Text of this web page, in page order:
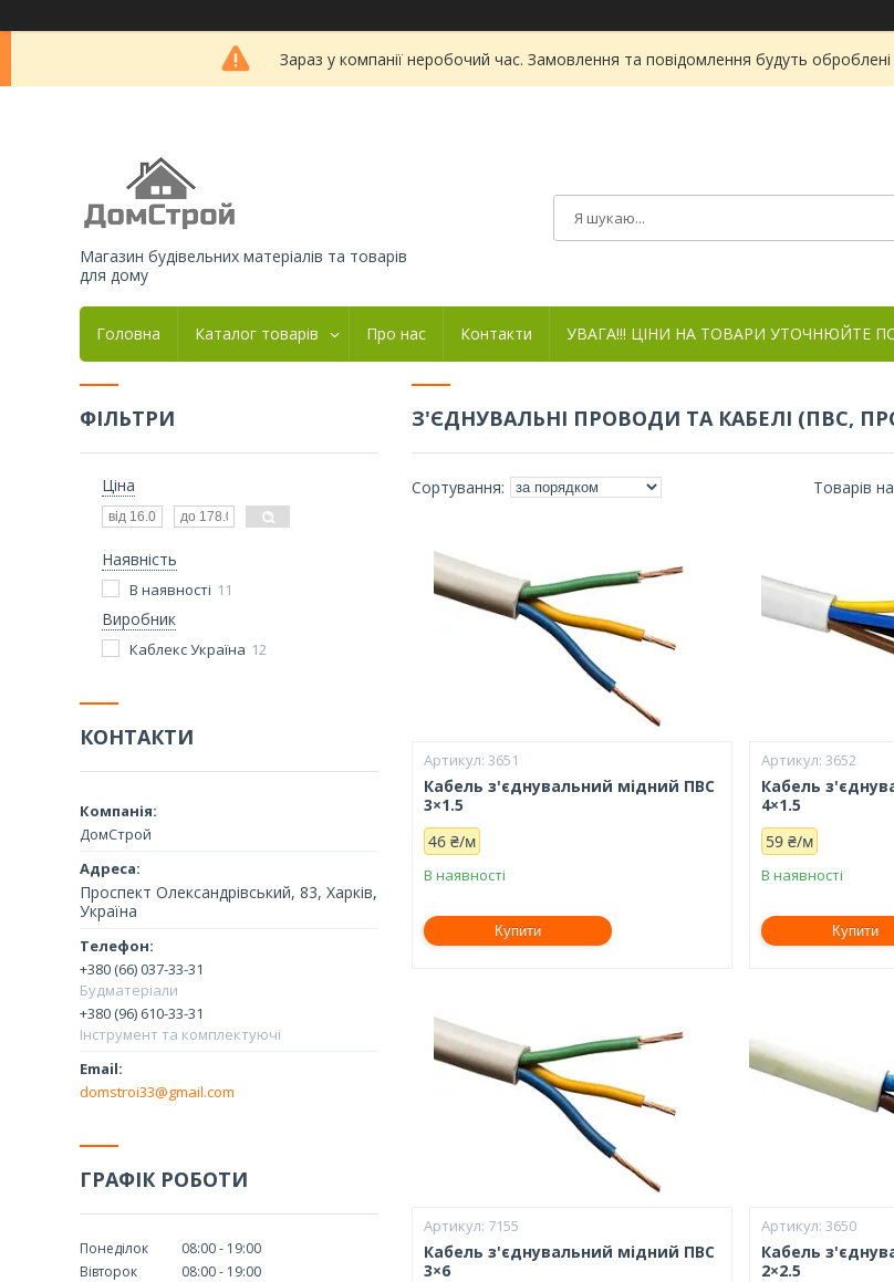
Зараз у компанії неробочий час. Замовлення та повідомлення будуть
Магазин будівельних матеріалів та товарів
для дому
Головна Каталог товарів Про нас Контакти УВАГА!!! ЦІНИ НА ТОВАРИ УТОЧНЮЙТЕ
З'ЄДНУВАЛЬНІ ПРОВОДИ ТА КАБЕЛІ (ПВС,
3651
Кабель з'єднувальний мідний ПВС
3×1.5
46 ₴/м
В наявності
Купити
3652
Кабель
4×1.5
59 ₴/м
В наявності
Купити
7155
Кабель з'єднувальний мідний ПВС
3×6
3650
Кабель
2×2.5
ФІЛЬТРИ
Ціна
Наявність
В наявності 11
Виробник
Каблекс Україна 12
КОНТАКТИ
ДомСтрой
Проспект Олександрівський, 83, Харків,
Україна
+380 (66) 037-33-31
Будматеріали
+380 (96) 610-33-31
Інструмент та комплектуючі
domstroi33@gmail.com
ГРАФІК РОБОТИ
Понеділок 08:00
19:00
Вівторок
08:00
19:00